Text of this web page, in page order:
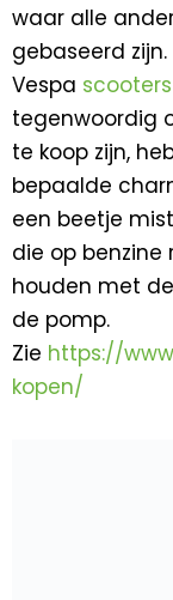
waar alle
gebaseerd zijn.
Vespa scooters
tegenwoordig
te koop zijn,
bepaalde
een beetje
die op benzine
houden met
de pomp.
Zie https://
kopen/